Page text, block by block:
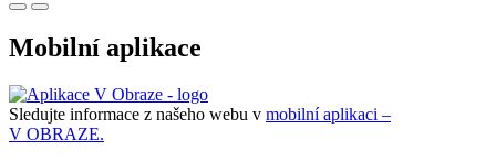
Mobilní aplikace
Sledujte informace z našeho webu v mobilní aplikaci –
V OBRAZE.